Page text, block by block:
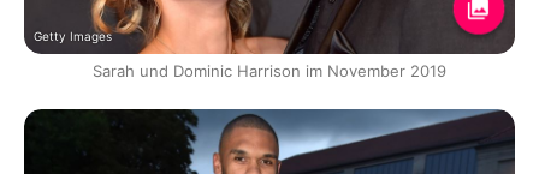
Getty Images
Sarah und Dominic Harrison im November 2019